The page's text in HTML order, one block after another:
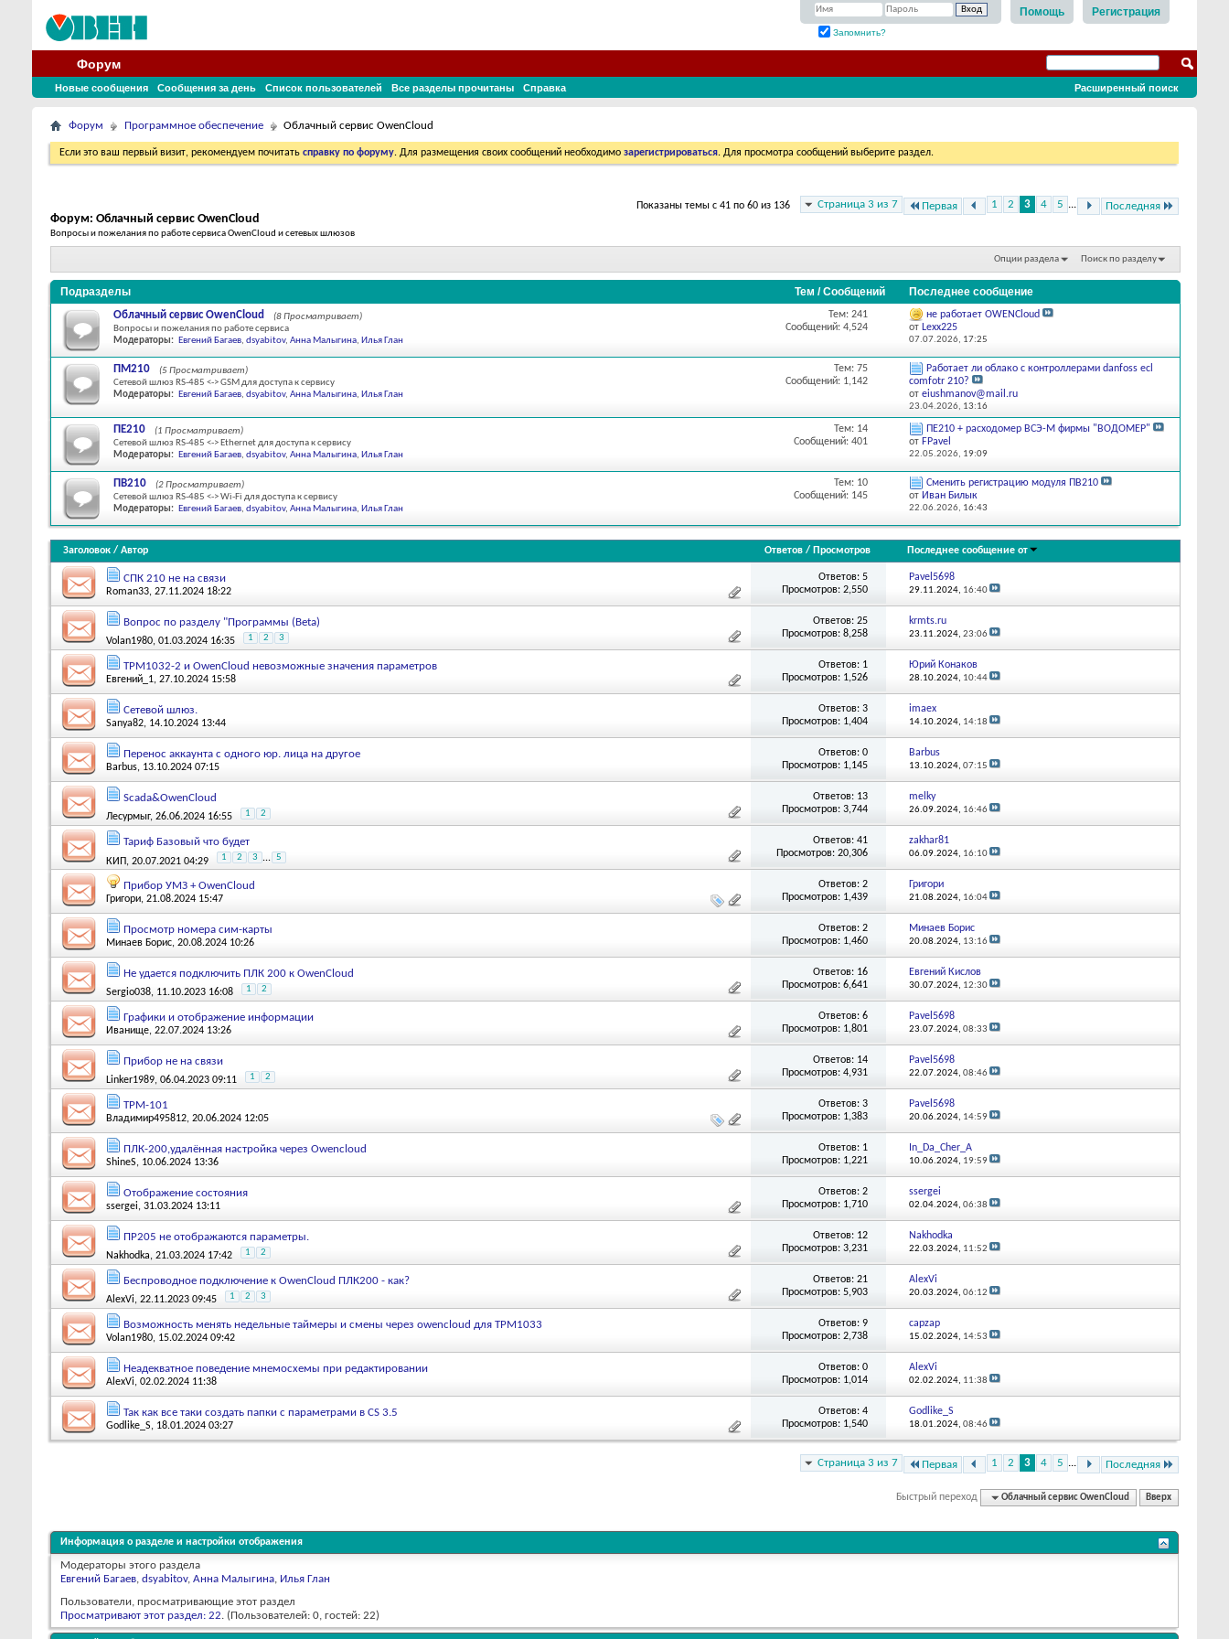
Регистрация
Помощь
Запомнить?
Форум
Новые сообщения Сообщения за день Список пользователей Все разделы прочитаны Справка Расширенный поиск
Форум Программное обеспечение Облачный сервис OwenCloud
Если это ваш первый визит, рекомендуем почитать справку по форуму. Для размещения своих сообщений необходимо зарегистрироваться. Для просмотра сообщений выберите раздел.
Страница 3 из 7 Первая 1 2 3 4 5 ... Последняя
Показаны темы с 41 по 60 из 136
Форум: Облачный сервис OwenCloud
Вопросы и пожелания по работе сервиса OwenCloud и сетевых шлюзов
Опции раздела Поиск по разделу
Подразделы Тем / Сообщений Последнее сообщение
Облачный сервис OwenCloud
(8 Просматривает)
Вопросы и пожелания по работе сервиса
Модераторы: Евгений Багаев, dsyabitov, Анна Малыгина, Илья Глан
Тем: 241
Сообщений: 4,524
не работает OWENCloud
от Lexx225
07.07.2026, 17:25
ПМ210
(5 Просматривает)
Сетевой шлюз RS-485 <-> GSM для доступа к сервису
Модераторы: Евгений Багаев, dsyabitov, Анна Малыгина, Илья Глан
Тем: 75
Сообщений: 1,142
Работает ли облако с контроллерами danfoss ecl
comfotr 210?
от eiushmanov@mail.ru
23.04.2026, 13:16
ПЕ210
(1 Просматривает)
Сетевой шлюз RS-485 <-> Ethernet для доступа к сервису
Модераторы: Евгений Багаев, dsyabitov, Анна Малыгина, Илья Глан
Тем: 14
Сообщений: 401
ПЕ210 + расходомер ВСЭ-М фирмы "ВОДОМЕР"
от FPavel
22.05.2026, 19:09
ПВ210
(2 Просматривает)
Сетевой шлюз RS-485 <-> Wi-Fi для доступа к сервису
Модераторы: Евгений Багаев, dsyabitov, Анна Малыгина, Илья Глан
Тем: 10
Сообщений: 145
Сменить регистрацию модуля ПВ210
от Иван Билык
22.06.2026, 16:43
Заголовок / Автор Ответов / Просмотров Последнее сообщение от
СПК 210 не на связи
Roman33, 27.11.2024 18:22
Ответов: 5
Просмотров: 2,550
Pavel5698
29.11.2024, 16:40
Вопрос по разделу "Программы (Beta)
Volan1980, 01.03.2024 16:35 1 2 3
Ответов: 25
Просмотров: 8,258
krmts.ru
23.11.2024, 23:06
ТРМ1032-2 и OwenCloud невозможные значения параметров
Евгений_1, 27.10.2024 15:58
Ответов: 1
Просмотров: 1,526
Юрий Конаков
28.10.2024, 10:44
Сетевой шлюз.
Sanya82, 14.10.2024 13:44
Ответов: 3
Просмотров: 1,404
imaex
14.10.2024, 14:18
Перенос аккаунта с одного юр. лица на другое
Barbus, 13.10.2024 07:15
Ответов: 0
Просмотров: 1,145
Barbus
13.10.2024, 07:15
Scada&OwenCloud
Лесурмыг, 26.06.2024 16:55 1 2
Ответов: 13
Просмотров: 3,744
melky
26.09.2024, 16:46
Тариф Базовый что будет
КИП, 20.07.2021 04:29 1 2 3 ... 5
Ответов: 41
Просмотров: 20,306
zakhar81
06.09.2024, 16:10
Прибор УМЗ + OwenCloud
Григори, 21.08.2024 15:47
Ответов: 2
Просмотров: 1,439
Григори
21.08.2024, 16:04
Просмотр номера сим-карты
Минаев Борис, 20.08.2024 10:26
Ответов: 2
Просмотров: 1,460
Минаев Борис
20.08.2024, 13:16
Не удается подключить ПЛК 200 к OwenCloud
Sergio038, 11.10.2023 16:08 1 2
Ответов: 16
Просмотров: 6,641
Евгений Кислов
30.07.2024, 12:30
Графики и отображение информации
Иванище, 22.07.2024 13:26
Ответов: 6
Просмотров: 1,801
Pavel5698
23.07.2024, 08:33
Прибор не на связи
Linker1989, 06.04.2023 09:11 1 2
Ответов: 14
Просмотров: 4,931
Pavel5698
22.07.2024, 08:46
ТРМ-101
Владимир495812, 20.06.2024 12:05
Ответов: 3
Просмотров: 1,383
Pavel5698
20.06.2024, 14:59
ПЛК-200,удалённая настройка через Owencloud
ShineS, 10.06.2024 13:36
Ответов: 1
Просмотров: 1,221
In_Da_Cher_A
10.06.2024, 19:59
Отображение состояния
ssergei, 31.03.2024 13:11
Ответов: 2
Просмотров: 1,710
ssergei
02.04.2024, 06:38
ПР205 не отображаются параметры.
Nakhodka, 21.03.2024 17:42 1 2
Ответов: 12
Просмотров: 3,231
Nakhodka
22.03.2024, 11:52
Беспроводное подключение к OwenCloud ПЛК200 - как?
AlexVi, 22.11.2023 09:45 1 2 3
Ответов: 21
Просмотров: 5,903
AlexVi
20.03.2024, 06:12
Возможность менять недельные таймеры и смены через owencloud для ТРМ1033
Volan1980, 15.02.2024 09:42
Ответов: 9
Просмотров: 2,738
capzap
15.02.2024, 14:53
Неадекватное поведение мнемосхемы при редактировании
AlexVi, 02.02.2024 11:38
Ответов: 0
Просмотров: 1,014
AlexVi
02.02.2024, 11:38
Так как все таки создать папки с параметрами в CS 3.5
Godlike_S, 18.01.2024 03:27
Ответов: 4
Просмотров: 1,540
Godlike_S
18.01.2024, 08:46
Страница 3 из 7 Первая 1 2 3 4 5 ... Последняя
Быстрый переход Облачный сервис OwenCloud Вверх
Информация о разделе и настройки отображения
Модераторы этого раздела
Евгений Багаев, dsyabitov, Анна Малыгина, Илья Глан
Пользователи, просматривающие этот раздел
Просматривают этот раздел: 22. (Пользователей: 0, гостей: 22)